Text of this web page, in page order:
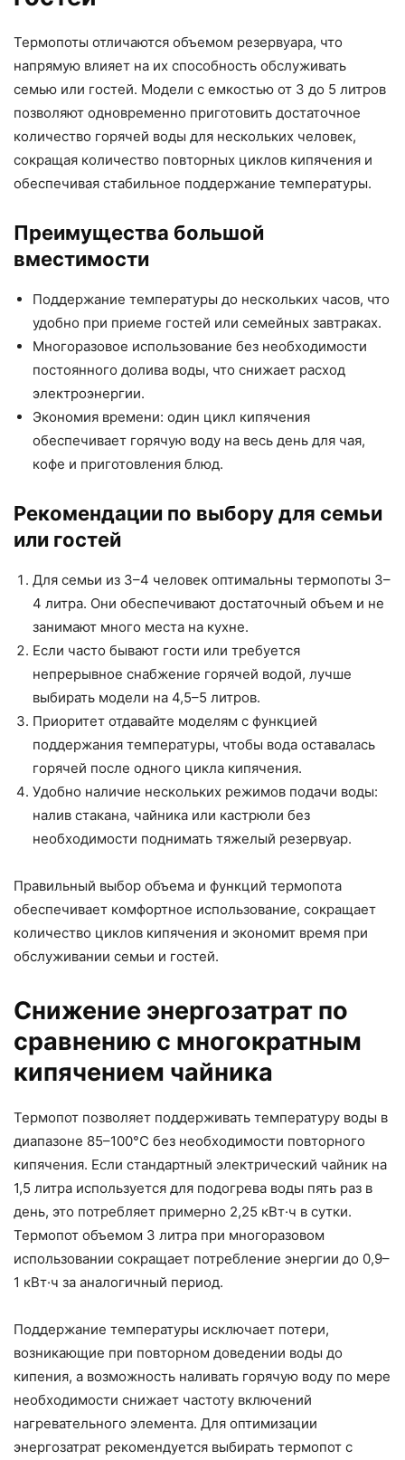
Термопоты отличаются объемом резервуара, что
напрямую влияет на их способность обслуживать
семью или гостей. Модели с емкостью от 3 до 5 литров
позволяют одновременно приготовить достаточное
количество горячей воды для нескольких человек,
сокращая количество повторных циклов кипячения и
обеспечивая стабильное поддержание температуры.
Преимущества большой
вместимости
Поддержание температуры до нескольких часов, что
удобно при приеме гостей или семейных завтраках.
Многоразовое использование без необходимости
постоянного долива воды, что снижает расход
электроэнергии.
Экономия времени: один цикл кипячения
обеспечивает горячую воду на весь день для чая,
кофе и приготовления блюд.
Рекомендации по выбору для семьи
или гостей
Для семьи из 3–4 человек оптимальны термопоты 3–
4 литра. Они обеспечивают достаточный объем и не
занимают много места на кухне.
Если часто бывают гости или требуется
непрерывное снабжение горячей водой, лучше
выбирать модели на 4,5–5 литров.
Приоритет отдавайте моделям с функцией
поддержания температуры, чтобы вода оставалась
горячей после одного цикла кипячения.
Удобно наличие нескольких режимов подачи воды:
налив стакана, чайника или кастрюли без
необходимости поднимать тяжелый резервуар.
Правильный выбор объема и функций термопота
обеспечивает комфортное использование, сокращает
количество циклов кипячения и экономит время при
обслуживании семьи и гостей.
Снижение энергозатрат по
сравнению с многократным
кипячением чайника
Термопот позволяет поддерживать температуру воды в
диапазоне 85–100°C без необходимости повторного
кипячения. Если стандартный электрический чайник на
1,5 литра используется для подогрева воды пять раз в
день, это потребляет примерно 2,25 кВт·ч в сутки.
Термопот объемом 3 литра при многоразовом
использовании сокращает потребление энергии до 0,9–
1 кВт·ч за аналогичный период.
Поддержание температуры исключает потери,
возникающие при повторном доведении воды до
кипения, а возможность наливать горячую воду по мере
необходимости снижает частоту включений
нагревательного элемента. Для оптимизации
энергозатрат рекомендуется выбирать термопот с